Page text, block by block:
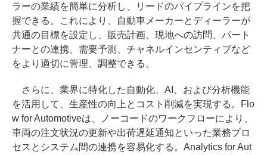
ラーの業績を簡単に分析し、リードのパイプラインを把
握できる。これにより、自動車メーカーとディーラーが
共通の目標を設定し、販売計画、現地への訪問、パート
ナーとの連携、需要予測、チャネルインセンティブなど
をより適切に管理、調整できる。
さらに、業界に特化した自動化、AI、および分析機能
を活用して、生産性の向上とコスト削減を実現する。Flo
w for Automotiveは、ノーコードのワークフローにより、
車両の注文状況の更新や出荷遅延通知といった業務プロ
セスとシステム間の連携を容易化する。Analytics for Aut